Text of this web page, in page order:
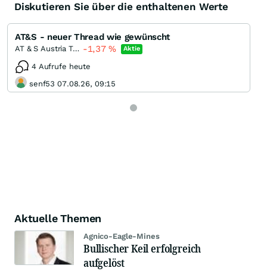
Diskutieren Sie über die enthaltenen Werte
AT&S - neuer Thread wie gewünscht
AT & S Austria Technologie & Systemtechnik -1,37% Aktie
4 Aufrufe heute
senf53 07.08.26, 09:15
Aktuelle Themen
Agnico-Eagle-Mines
Bullischer Keil erfolgreich
aufgelöst